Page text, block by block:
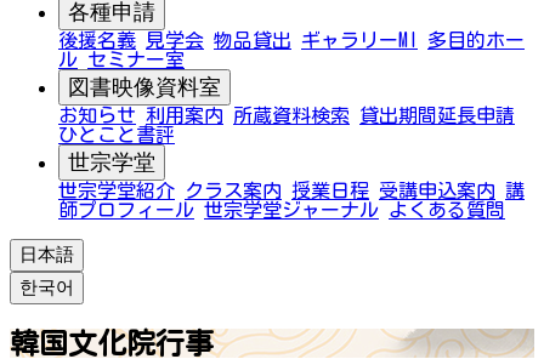
各種申請
後援名義 見学会 物品貸出 ギャラリーMI
多目的ホー
ル セミナー室
図書映像資料室
お知らせ 利用案内 所蔵資料検索
貸出期間延長申請
ひとこと書評
世宗学堂
世宗学堂紹介 クラス案内 授業日程 受講申込案内 講
師プロフィール 世宗学堂ジャーナル よくある質問
日本語
한국어
韓国文化院行事